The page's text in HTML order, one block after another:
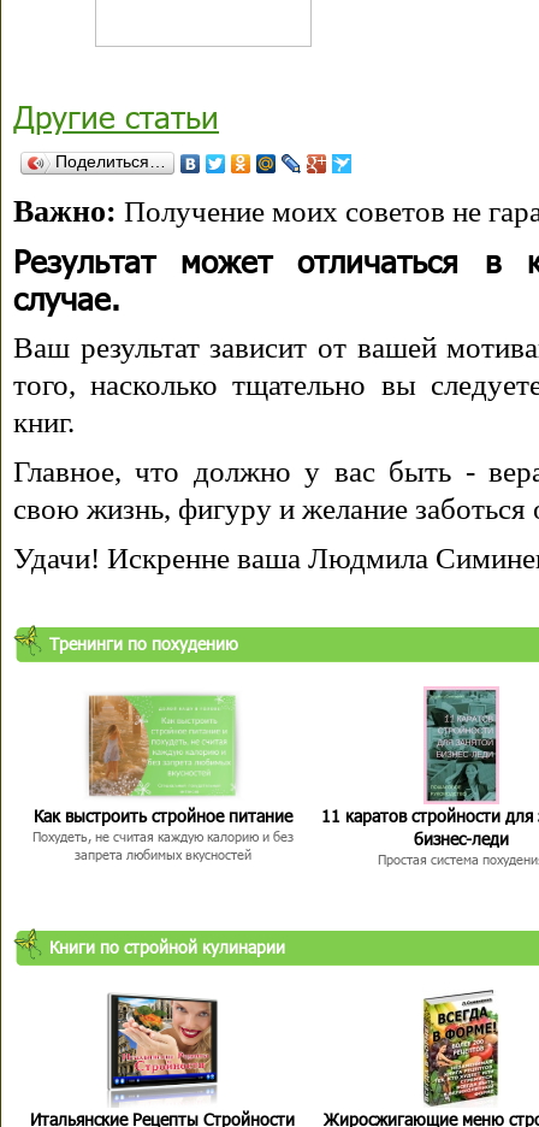
Другие статьи
Поделиться…
Важно: Получение моих советов не
Результат может отличаться в
случае.
Ваш результат зависит от вашей
того, насколько тщательно вы
книг.
Главное, что должно у вас быть -
свою жизнь, фигуру и желание заботься
Удачи! Искренне ваша Людмила
Тренинги по похудению
Как выстроить стройное питание
Похудеть, не считая каждую калорию и без
запрета любимых вкусностей
11 каратов стройности для
бизнес-леди
Простая система
Книги по стройной кулинарии
Итальянские Рецепты Стройности Жиросжигающие меню